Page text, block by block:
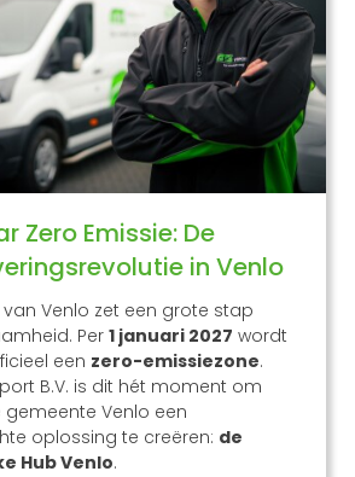
Zero Emissie: De
in Venlo
Venlo zet een grote stap
Per 1 januari 2027 wordt
een zero-emissiezone.
B.V. is dit hét moment om
Venlo een
oplossing te creëren: de
Hub Venlo.